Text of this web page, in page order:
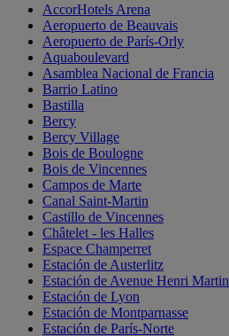
AccorHotels Arena
Aeropuerto de Beauvais
Aeropuerto de París-Orly
Aquaboulevard
Asamblea Nacional de Francia
Barrio Latino
Bastilla
Bercy
Bercy Village
Bois de Boulogne
Bois de Vincennes
Campos de Marte
Canal Saint-Martin
Castillo de Vincennes
Châtelet - les Halles
Espace Champerret
Estación de Austerlitz
Estación de Avenue Henri Martin
Estación de Lyon
Estación de Montparnasse
Estación de París-Norte